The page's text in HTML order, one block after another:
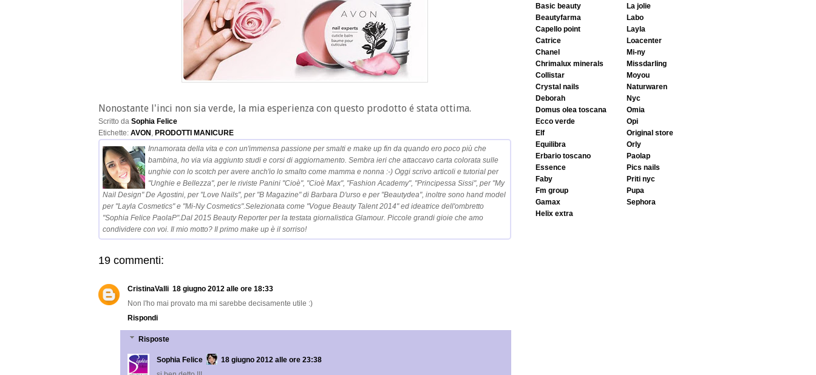
Nonostante l'inci non sia verde, la mia esperienza con questo prodotto é stata ottima.
Scritto da Sophia Felice
Etichette: AVON PRODOTTI MANICURE
Innamorata della vita e con un'immensa passione per smalti e make up fin da quando ero poco più che
bambina, ho via via aggiunto studi e corsi di aggiornamento. Sembra ieri che attaccavo carta colorata sulle
unghie con lo scotch per avere anch'io lo smalto come mamma e nonna :-) Oggi scrivo articoli e tutorial per
"Unghie e Bellezza", per le riviste Panini "Cioè", "Cioè Max", "Fashion Academy", "Principessa Sissi", per "My
Nail Design" De Agostini, per "Love Nails", per "B Magazine" di Barbara D'urso e per "Beautydea", inoltre sono hand model
per "Layla Cosmetics" e "Mi-Ny Cosmetics".Selezionata come "Vogue Beauty Talent 2014" ed ideatrice dell'ombretto
"Sophia Felice PaolaP".Dal 2015 Beauty Reporter per la testata giornalistica Glamour. Piccole grandi gioie che amo
condividere con voi. Il mio motto? Il primo make up è il sorriso!
19 commenti:
CristinaValli 18 giugno 2012 alle ore 18:33
Non l'ho mai provato ma mi sarebbe decisamente utile :)
Rispondi
Risposte
Sophia Felice
18 giugno 2012 alle ore 23:38
basic beauty
beautyfarma
capello point
catrice
chanel
chrimalux minerals
collistar
crystal nails
deborah
domus olea toscana
ecco verde
elf
equilibra
erbario toscano
essence
faby
fm group
gamax
helix extra
la jolie
labo
layla
loacenter
mi-ny
missdarling
moyou
naturwaren
nyc
omia
opi
original store
orly
paolap
pics nails
priti nyc
pupa
sephora